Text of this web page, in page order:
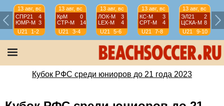
13 авг, вс
СПР21
4
ЮМР-М 3
U21
1-2
13 авг, вс
КрМ
0
СТР-М
14
U21
3-4
13 авг, вс
ЛОК-М
3
LEX-М
4
U21
5-6
13 авг, вс
КС-М
3
СРТ-М
4
U21
7-8
13 авг, вс
ЭЛ21
2
ЦСКА-М 8
U21
9-10
Кубок РФС среди юниоров до 21 года 2023